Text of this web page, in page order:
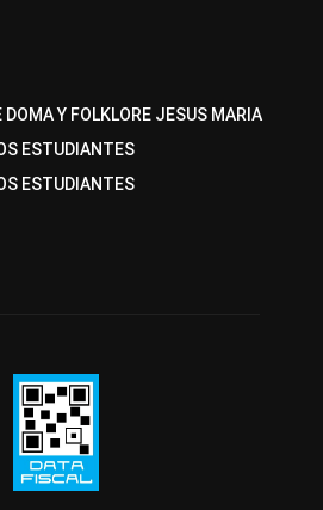
DOMA Y FOLKLORE JESUS MARIA
ESTUDIANTES
ESTUDIANTES